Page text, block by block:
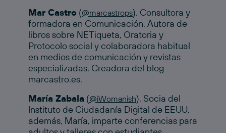
Mar Castro (@marcastrops). Consultora y
formadora en Comunicación. Autora de
libros sobre NETiqueta, Oratoria y
Protocolo social y colaboradora habitual
en medios de comunicación y revistas
especializadas. Creadora del blog
marcastro.es.
María Zabala (@iWomanish). Socia del
Instituto de Ciudadanía Digital de EEUU,
además, María, imparte conferencias para